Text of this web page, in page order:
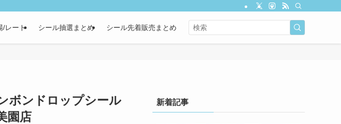
/レート シール抽選まとめ シール先着販売まとめ
ボンドロップシール
園店
新着記事